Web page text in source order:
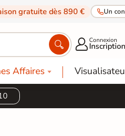
gratuite dès 890 € Un
 Connexion
Inscription
Affaires